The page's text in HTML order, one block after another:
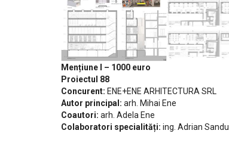
Mențiune I – 1000 euro
Proiectul 88
Concurent: ENE+ENE ARHITECTURA SRL
Autor principal: arh. Mihai Ene
Coautori: arh. Adela Ene
Colaboratori specialități: ing. Adrian Sandu